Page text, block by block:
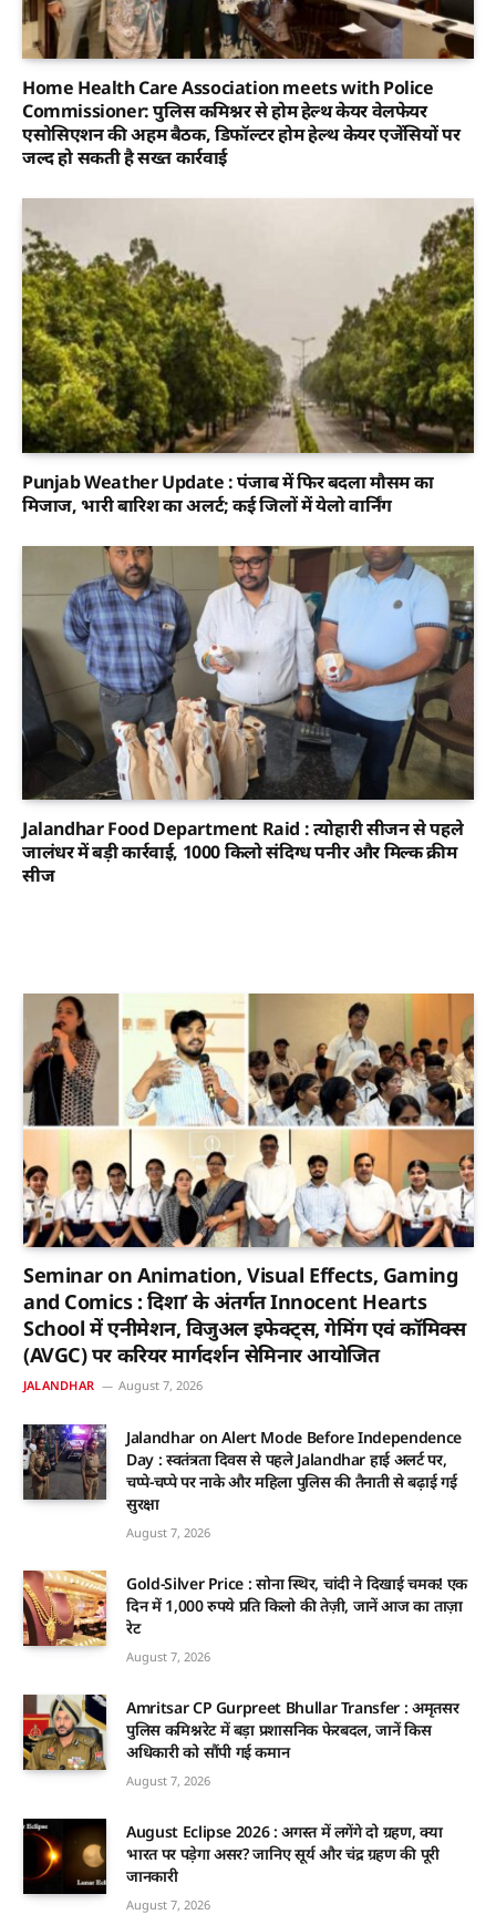
Home Health Care Association meets with Police
Commissioner: पुलिस कमिश्नर से होम हेल्थ केयर वेलफेयर
एसोसिएशन की अहम बैठक, डिफॉल्टर होम हेल्थ केयर एजेंसियों पर
जल्द हो सकती है सख्त कार्रवाई
Punjab Weather Update : पंजाब में फिर बदला मौसम का
मिजाज, भारी बारिश का अलर्ट; कई जिलों में येलो वार्निंग
Jalandhar Food Department Raid : त्योहारी सीजन से पहले
जालंधर में बड़ी कार्रवाई, 1000 किलो संदिग्ध पनीर और मिल्क क्रीम
सीज
Seminar on Animation, Visual Effects, Gaming
and Comics : दिशा’ के अंतर्गत Innocent Hearts
School में एनीमेशन, विजुअल इफेक्ट्स, गेमिंग एवं कॉमिक्स
(AVGC) पर करियर मार्गदर्शन सेमिनार आयोजित
JALANDHAR August 7, 2026
Jalandhar on Alert Mode Before Independence
Day : स्वतंत्रता दिवस से पहले Jalandhar हाई अलर्ट पर,
चप्पे-चप्पे पर नाके और महिला पुलिस की तैनाती से बढ़ाई गई
सुरक्षा
August 7, 2026
Gold-Silver Price : सोना स्थिर, चांदी ने दिखाई चमक! एक
दिन में 1,000 रुपये प्रति किलो की तेज़ी, जानें आज का ताज़ा
रेट
August 7, 2026
Amritsar CP Gurpreet Bhullar Transfer : अमृतसर
पुलिस कमिश्नरेट में बड़ा प्रशासनिक फेरबदल, जानें किस
अधिकारी को सौंपी गई कमान
August 7, 2026
August Eclipse 2026 : अगस्त में लगेंगे दो ग्रहण, क्या
भारत पर पड़ेगा असर? जानिए सूर्य और चंद्र ग्रहण की पूरी
जानकारी
August 7, 2026